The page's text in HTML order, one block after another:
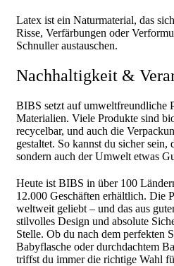
Latex ist ein Naturmaterial, das
Risse, Verfärbungen oder
Schnuller austauschen.
Nachhaltigkeit &
BIBS setzt auf umweltfreundliche
Materialien. Viele Produkte sind
recycelbar, und auch die
gestaltet. So kannst du sicher
sondern auch der Umwelt etwas
Heute ist BIBS in über 100
12.000 Geschäften erhältlich. Die
weltweit geliebt – und das aus
stilvolles Design und absolute
Stelle. Ob du nach dem perfekten
Babyflasche oder durchdachtem
triffst du immer die richtige Wahl